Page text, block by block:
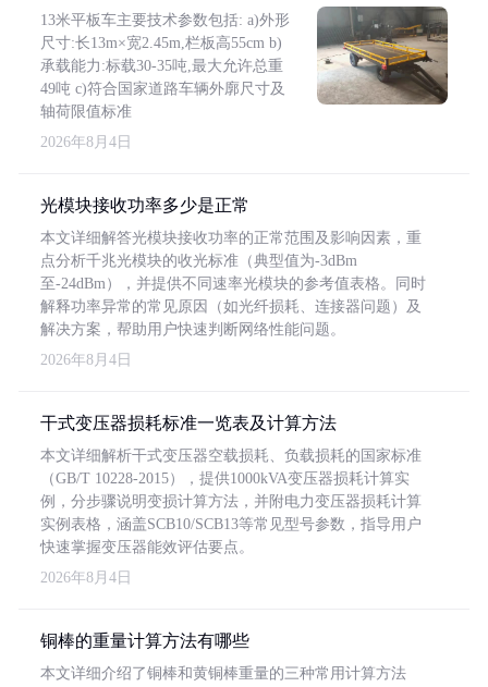
13米平板车主要技术参数包括: a)外形
尺寸:长13m×宽2.45m,栏板高55cm b)
承载能力:标载30-35吨,最大允许总重
49吨 c)符合国家道路车辆外廓尺寸及
轴荷限值标准
2026年8月4日
光模块接收功率多少是正常
本文详细解答光模块接收功率的正常范围及影响因素，重
点分析千兆光模块的收光标准（典型值为-3dBm
至-24dBm），并提供不同速率光模块的参考值表格。同时
解释功率异常的常见原因（如光纤损耗、连接器问题）及
解决方案，帮助用户快速判断网络性能问题。
2026年8月4日
干式变压器损耗标准一览表及计算方法
本文详细解析干式变压器空载损耗、负载损耗的国家标准
（GB/T 10228-2015），提供1000kVA变压器损耗计算实
例，分步骤说明变损计算方法，并附电力变压器损耗计算
实例表格，涵盖SCB10/SCB13等常见型号参数，指导用户
快速掌握变压器能效评估要点。
2026年8月4日
铜棒的重量计算方法有哪些
本文详细介绍了铜棒和黄铜棒重量的三种常用计算方法